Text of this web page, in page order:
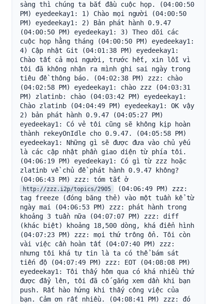
sàng thì chúng ta bắt đầu cuộc họp. (04:00:50
PM) eyedeekay1: 1) Chào mọi người (04:00:50
PM) eyedeekay1: 2) Bản phát hành 0.9.47
(04:00:50 PM) eyedeekay1: 3) Theo dõi các
cuộc họp hằng tháng (04:00:50 PM) eyedeekay1:
4) Cập nhật Git (04:01:38 PM) eyedeekay1:
Chào tất cả mọi người, trước hết, xin lỗi vì
tôi đã không nhận ra mình ghi sai ngày trong
tiêu đề thông báo. (04:02:38 PM) zzz: chào
(04:02:58 PM) eyedeekay1: chào zzz (04:03:31
PM) zlatinb: chào (04:03:42 PM) eyedeekay1:
Chào zlatinb (04:04:49 PM) eyedeekay1: OK vậy
2) bản phát hành 0.9.47 (04:05:27 PM)
eyedeekay1: Có vẻ tôi cũng sẽ không kịp hoàn
thành rekeyOnIdle cho 0.9.47. (04:05:58 PM)
eyedeekay1: Những gì sẽ được đưa vào chủ yếu
là các cập nhật phần giao diện từ phía tôi.
(04:06:19 PM) eyedeekay1: Có gì từ zzz hoặc
zlatinb về chủ đề phát hành 0.9.47 không?
(04:06:43 PM) zzz: tóm tắt ở
http://zzz.i2p/topics/2905
(04:06:49 PM) zzz:
tag freeze (đóng băng thẻ) vào một tuần kể từ
ngày mai (04:06:53 PM) zzz: phát hành trong
khoảng 3 tuần nữa (04:07:07 PM) zzz: diff
(khác biệt) khoảng 18,500 dòng, khá điển hình
(04:07:23 PM) zzz: mọi thứ trông ổn. Tôi còn
vài việc cần hoàn tất (04:07:40 PM) zzz:
nhưng tôi khá tự tin là ta có thể bám sát
tiến độ (04:07:49 PM) zzz: EOT (04:08:08 PM)
eyedeekay1: Tôi thấy hôm qua có khá nhiều thứ
được đẩy lên, tôi đã cố gắng xem dần khi bạn
push. Rất hào hứng khi thấy công việc của
bạn. Cảm ơn rất nhiều. (04:08:41 PM) zzz: đó